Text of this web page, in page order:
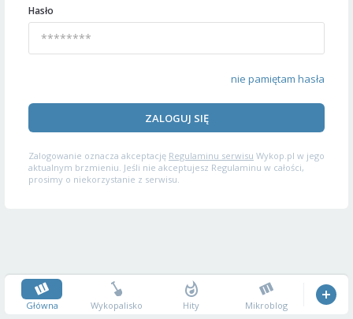
Hasło
nie pamiętam hasła
ZALOGUJ SIĘ
Zalogowanie oznacza akceptację Regulaminu serwisu Wykop.pl w jego
aktualnym brzmieniu. Jeśli nie akceptujesz Regulaminu w całości,
prosimy o niekorzystanie z serwisu.
Główna Wykopalisko Hity Mikroblog